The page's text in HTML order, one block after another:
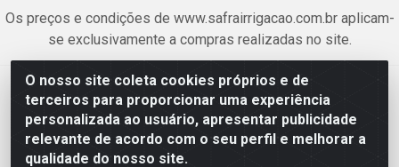
O nosso site coleta cookies próprios e de
terceiros para proporcionar uma experiência
personalizada ao usuário, apresentar publicidade
relevante de acordo com o seu perfil e melhorar a
qualidade do nosso site.
Os preços e condições de www.safrairrigacao.com.br aplicam-
se exclusivamente a compras realizadas no site.
Safra Agrícola e Pecuária LTDA - Avenida Castelo Branco, 5330 -
Esplanada dos Anicuns, Goiânia/GO - CEP 74.433-205 - CNPJ
06.315.490/0001-00